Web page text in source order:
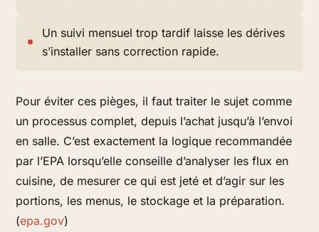
Un suivi mensuel trop tardif laisse les dérives
s’installer sans correction rapide.
Pour éviter ces pièges, il faut traiter le sujet comme
un processus complet, depuis l’achat jusqu’à l’envoi
en salle. C’est exactement la logique recommandée
par l’EPA lorsqu’elle conseille d’analyser les flux en
cuisine, de mesurer ce qui est jeté et d’agir sur les
portions, les menus, le stockage et la préparation.
(epa.gov)